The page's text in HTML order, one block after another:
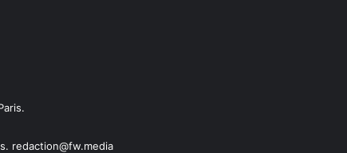
redaction@fw.media